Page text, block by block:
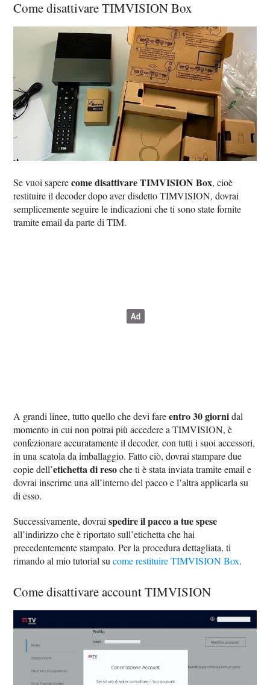
Come disattivare TIMVISION Box
Se vuoi saperecome disattivare TIMVISION Box, cioè
restituire il decoder dopo aver disdetto TIMVISION, dovrai
semplicemente seguire le indicazioni che ti sono state fornite
tramite email da parte di TIM.
A grandi linee, tutto quello che devi fareentro 30 giornidal
momento in cui non potrai più accedere a TIMVISION, è
confezionare accuratamente il decoder, con tutti i suoi accessori,
in una scatola da imballaggio. Fatto ciò, dovrai stampare due
copie dell’etichetta di resoche ti è stata inviata tramite email e
dovrai inserirne una all’interno del pacco e l’altra applicarla su
di esso.
Successivamente, dovraispedire il pacco a tue spese
all’indirizzo che è riportato sull’etichetta che hai
precedentemente stampato. Per la procedura dettagliata, ti
rimando al mio tutorial sucome restituire TIMVISION Box.
Come disattivare account TIMVISION